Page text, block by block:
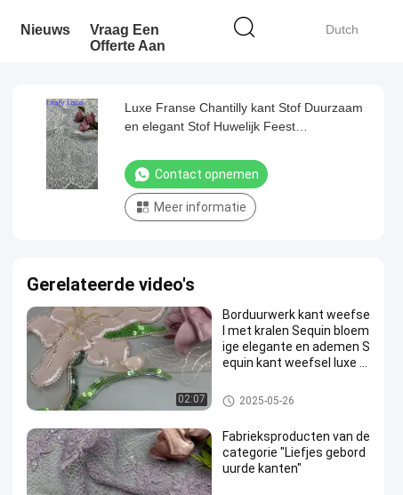
Dutch
Nieuws
Vraag Een
Offerte Aan
Luxe Franse Chantilly kant Stof Duurzaam
en elegant Stof Huwelijk Feest
Contact opnemen
Meer informatie
Gerelateerde video's
02:07
Borduurwerk kant weefse
l met kralen Sequin bloem
ige elegante en ademen S
equin kant weefsel luxe g
Geparelde Borduurwerkstof
2025-05-26
Fabrieksproducten van de
categorie "Liefjes gebord
uurde kanten"